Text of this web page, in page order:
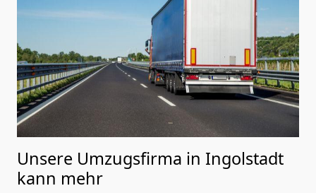
Unsere Umzugsfirma in Ingolstadt
kann mehr